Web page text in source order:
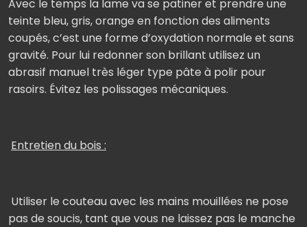
Avec le temps la lame va se patiner et prendre une
teinte bleu, gris, orange en fonction des aliments
coupés, c’est une forme d’oxydation normale et sans
gravité. Pour lui redonner son brillant utilisez un
abrasif manuel très léger type pâte à polir pour
rasoirs. Évitez les polissages mécaniques.
Entretien du bois :
Utiliser le couteau avec les mains mouillées ne pose
pas de soucis, tant que vous ne laissez pas le manche